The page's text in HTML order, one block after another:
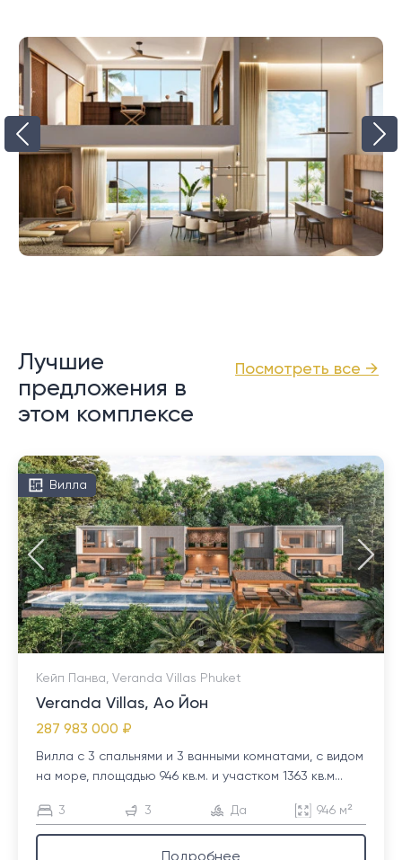
Посмотреть все →
Лучшие
предложения в
этом комплексе
Вилла
Кейп Панва, Veranda Villas Phuket
Veranda Villas, Ао Йон
287 983 000 ₽
Вилла с 3 спальнями и 3 ванными комнатами, с видом
на море, площадью 946 кв.м. и участком 1363 кв.м...
3 3 Да 946 м²
Подробнее